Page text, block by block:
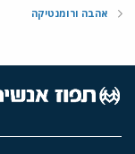
אהבה ורומנטיקה